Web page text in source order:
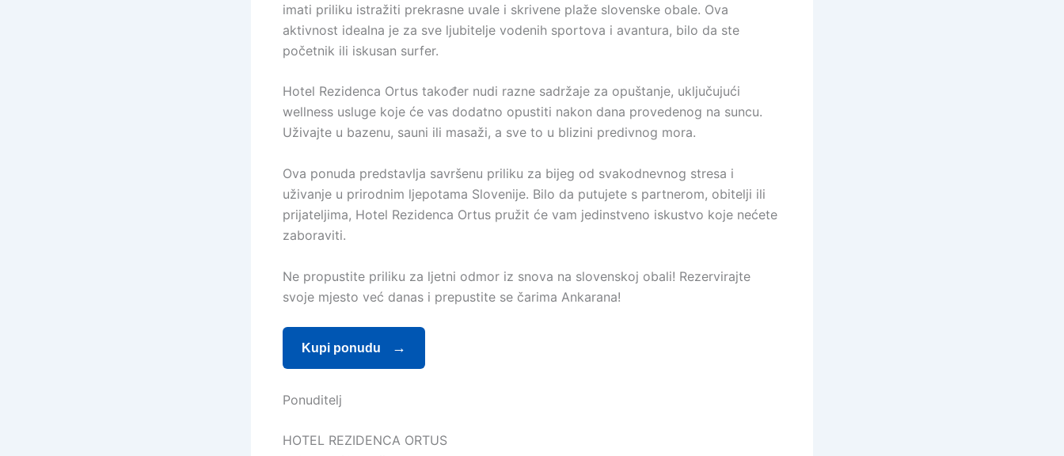
imati priliku istražiti prekrasne uvale i skrivene plaže slovenske obale. Ova
aktivnost idealna je za sve ljubitelje vodenih sportova i avantura, bilo da ste
početnik ili iskusan surfer.
Hotel Rezidenca Ortus također nudi razne sadržaje za opuštanje, uključujući
wellness usluge koje će vas dodatno opustiti nakon dana provedenog na suncu.
Uživajte u bazenu, sauni ili masaži, a sve to u blizini predivnog mora.
Ova ponuda predstavlja savršenu priliku za bijeg od svakodnevnog stresa i
uživanje u prirodnim ljepotama Slovenije. Bilo da putujete s partnerom, obitelji ili
prijateljima, Hotel Rezidenca Ortus pružit će vam jedinstveno iskustvo koje nećete
zaboraviti.
Ne propustite priliku za ljetni odmor iz snova na slovenskoj obali! Rezervirajte
svoje mjesto već danas i prepustite se čarima Ankarana!
Kupi ponudu
Ponuditelj
HOTEL REZIDENCA ORTUS